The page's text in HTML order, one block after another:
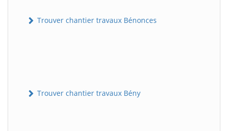
Trouver chantier travaux Bénonces
Trouver chantier travaux Bény